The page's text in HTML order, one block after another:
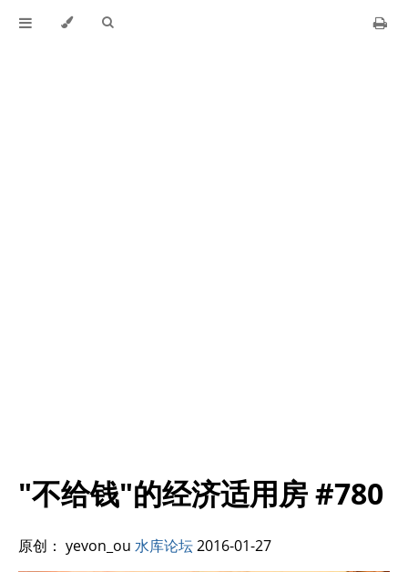
"不给钱"的经济适用房 #780
原创： yevon_ou 水库论坛2016-01-27